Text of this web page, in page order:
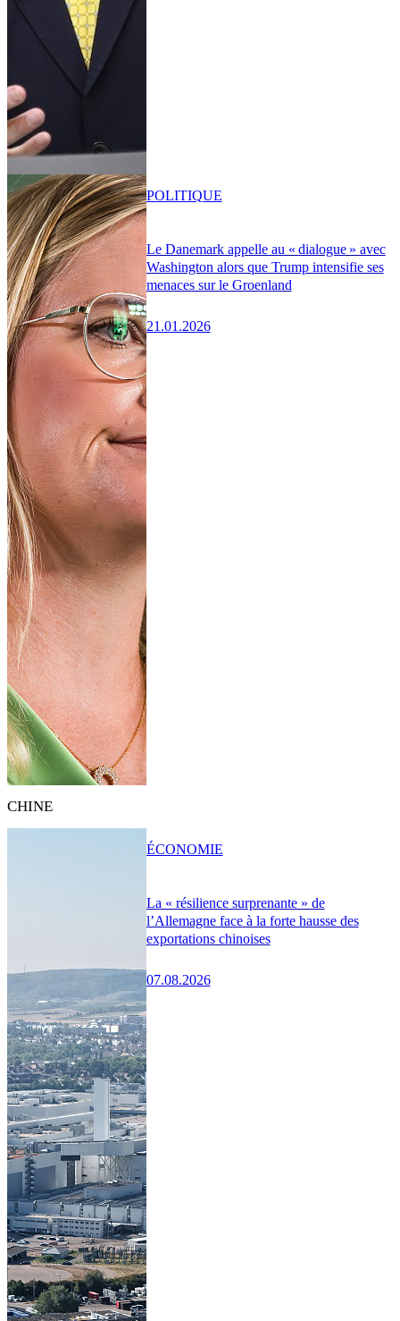
Le Danemark appelle au « dialogue » avec
Washington alors que Trump intensifie ses
menaces sur le Groenland
21.01.2026
POLITIQUE
CHINE
La « résilience surprenante » de
l’Allemagne face à la forte hausse des
exportations chinoises
07.08.2026
ÉCONOMIE